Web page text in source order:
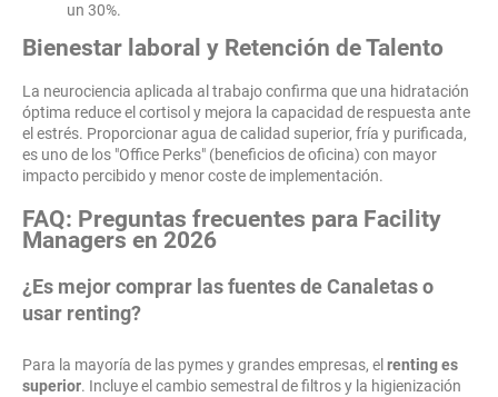
un 30%.
Bienestar laboral y Retención de Talento
La neurociencia aplicada al trabajo confirma que una hidratación
óptima reduce el cortisol y mejora la capacidad de respuesta ante
el estrés. Proporcionar agua de calidad superior, fría y purificada,
es uno de los "Office Perks" (beneficios de oficina) con mayor
impacto percibido y menor coste de implementación.
FAQ: Preguntas frecuentes para Facility
Managers en 2026
¿Es mejor comprar las fuentes de Canaletas o
usar renting?
Para la mayoría de las pymes y grandes empresas, el renting es
superior. Incluye el cambio semestral de filtros y la higienización